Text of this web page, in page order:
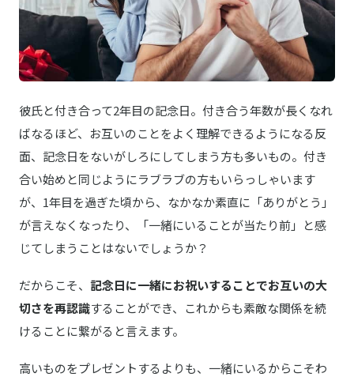
Calendar iPhone Case 商品詳細はこちら
【店舗受取】カランデール（15㎝）
彼氏と付き合って2年目の記念日。付き合う年数が長くなれ
ばなるほど、お互いのことをよく理解できるようになる反
面、記念日をないがしろにしてしまう方も多いもの。付き
合い始めと同じようにラブラブの方もいらっしゃいます
が、1年目を過ぎた頃から、なかなか素直に「ありがとう」
が言えなくなったり、「一緒にいることが当たり前」と感
じてしまうことはないでしょうか？
だからこそ、 記念日に一緒にお祝いすることでお互いの大
切さを再認識することができ、これからも素敵な関係を続
けることに繋がると言えます。
高いものをプレゼントするよりも、一緒にいるからこそわ